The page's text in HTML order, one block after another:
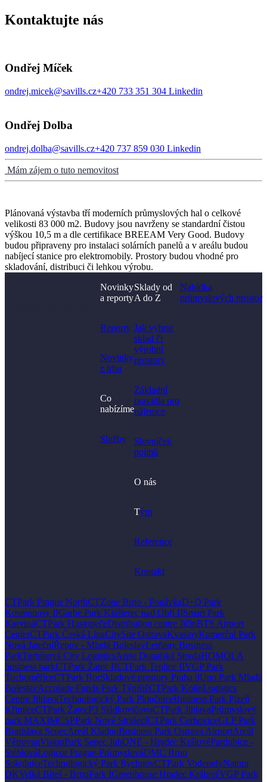
Kontaktujte nás
Ondřej Míček
ondrej.micek@savills.cz+420 733 351 304 Linkedin
Ondřej Dolba
ondrej.dolba@savills.cz+420 737 859 030 Linkedin
Mám zájem o tuto nemovitost
Plánovaná výstavba tří moderních průmyslových hal o celkové
velikosti 83 000 m2. Budovy jsou navrženy se standardní čistou
výškou 10,5 m a dle certifikace BREEAM Very Good. Budovy
budou připraveny pro instalaci solárních panelů a v areálu budou
nabíjecí stanice pro elektromobily. Prostory budou vhodné pro
skladování, distribuci či lehkou výrobu.
Novinky
a reporty
Reporty
Novinky
z trhu
Co
nabízíme
Služby
Sklady od
A do Z
Jak vybrat
sklad či
výrobní
prostory​
Základní
pravidla pro
nájemce
Slovníček
pojmů
O nás
Tým
Reference
Kontakt
Nabídka
průmyslových prostor
CTPark Prague NorthCTZone Brno - PonávkaD+D Park
Kosmonosy IIGarbe Park Klášterec nad Ohří IISmart Park
KarvináCTPark HustopečeDistribution centre JičínBTS Airport
CenterCTPark Česká LípaCitySite OstravaKvasinyKomerční Park
Nová JatečníŘepov - Mladá BoleslavLetňany Business
ParkTurbínová City LogisticsArete Dunajská StredaHOMOLA
business parkCTPark Žatec IICTPark Teplice IIVGP Park
TuchoměřiceCTPark BorSkladové prostory Praha 9Uno Park Mladá
BoleslavAccolade Funds Park TýništěCTPark KolínLogistics
Centre JihlavaTechnologický Park PloučniceBusiness Park Plzeň
KřimiceCTPark ŽatecP3 SládkovičovoCTPark JihlavaPrůmyslový
park MAXIMCSPPark Nové StrašecíCTPark CerhoviceGLP Park
Bratislava SenecAreál KladnoBusiness Park Ostrava AirportAreál
VětrovanVisionPark Senec JuhONE - Hradec KrálovéPardubice -
StéblováLogicor Prague-PrůmyslováDMC Brno
SokolniceTechnologický Park RychnovCTPark VoderadyNatura
DKVelká Bíteš - BrnoPark IGreenhouse Hradec KrálovéVGP Park